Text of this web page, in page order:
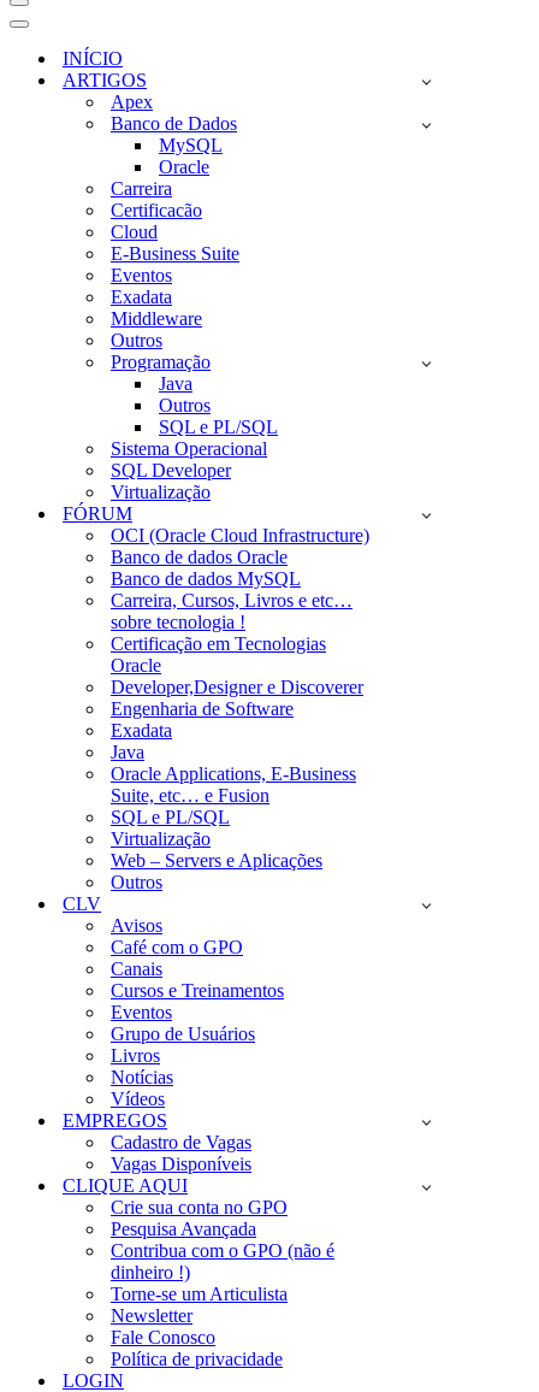
Menu
de
navegação
Menu
navegaçãoINÍCIO
ARTIGOS
Apex
Banco de Dados
MySQL
Oracle
Carreira
Certificacão
Cloud
E-Business Suite
Eventos
Exadata
Middleware
Outros
Programação
Java
Outros
SQL e PL/SQL
Sistema Operacional
SQL Developer
Virtualização
FÓRUM
OCI (Oracle Cloud Infrastructure)
Banco de dados Oracle
Banco de dados MySQL
Carreira, Cursos, Livros e etc…
sobre tecnologia !
Certificação em Tecnologias
Oracle
Developer,Designer e Discoverer
Engenharia de Software
Exadata
Java
Oracle Applications, E-Business
Suite, etc… e Fusion
SQL e PL/SQL
Virtualização
Web – Servers e Aplicações
Outros
CLV
Avisos
Café com o GPO
Canais
Cursos e Treinamentos
Eventos
Grupo de Usuários
Livros
Notícias
Vídeos
EMPREGOS
Cadastro de Vagas
Vagas Disponíveis
CLIQUE AQUI
Crie sua conta no GPO
Pesquisa Avançada
Contribua com o GPO (não é
dinheiro !)
Torne-se um Articulista
Newsletter
Fale Conosco
Política de privacidade
LOGIN